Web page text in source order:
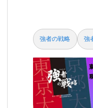
強者の戦略 強